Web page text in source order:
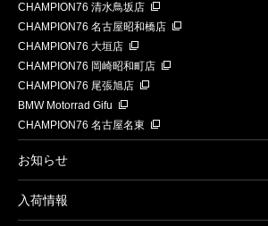
CHAMPION76 清水鳥坂店
CHAMPION76 名古屋昭和橋店
CHAMPION76 大垣店
CHAMPION76 岡崎昭和町店
CHAMPION76 尾張旭店
BMW Motorrad Gifu
CHAMPION76 名古屋名東
お知らせ
入荷情報